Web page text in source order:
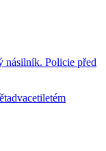
násilník. Policie před